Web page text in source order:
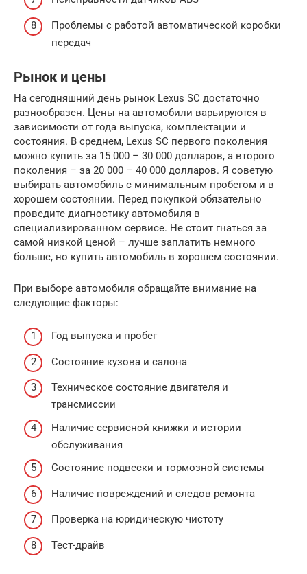
Проблемы с работой автоматической коробки
передач
Рынок и цены
На сегодняшний день рынок Lexus SC достаточно
разнообразен. Цены на автомобили варьируются в
зависимости от года выпуска, комплектации и
состояния. В среднем, Lexus SC первого поколения
можно купить за 15 000 – 30 000 долларов, а второго
поколения – за 20 000 – 40 000 долларов. Я советую
выбирать автомобиль с минимальным пробегом и в
хорошем состоянии. Перед покупкой обязательно
проведите диагностику автомобиля в
специализированном сервисе. Не стоит гнаться за
самой низкой ценой – лучше заплатить немного
больше, но купить автомобиль в хорошем состоянии.
При выборе автомобиля обращайте внимание на
следующие факторы:
Год выпуска и пробег
Состояние кузова и салона
Техническое состояние двигателя и
трансмиссии
Наличие сервисной книжки и истории
обслуживания
Состояние подвески и тормозной системы
Наличие повреждений и следов ремонта
Проверка на юридическую чистоту
Тест-драйв